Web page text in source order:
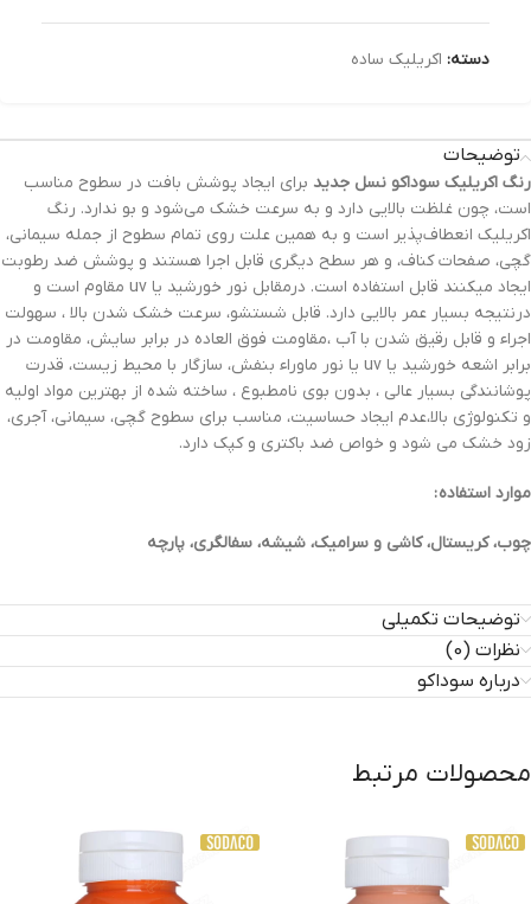
دسته: اکریلیک ساده
توضیحات
رنگ‌ اکریلیک سوداکو نسل جدید برای ایجاد پوشش بافت در سطوح مناسب
است، چون غلظت بالایی دارد و به سرعت خشک می‌شود و بو ندارد. رنگ
اکریلیک انعطاف‌پذیر است و به همین علت روی تمام سطوح از جمله سیمانی،
گچی، صفحات کناف، و هر سطح دیگری قابل اجرا هستند و پوشش ضد رطوبت
ایجاد میکنند قابل استفاده است. درمقابل نور خورشید یا uv مقاوم است و
درنتیجه بسیار عمر بالایی دارد. قابل شستشو، سرعت خشک شدن بالا ، سهولت
اجراء و قابل رقیق شدن با آب ،مقاومت فوق العاده در برابر سایش، مقاومت در
برابر اشعه خورشید یا uv یا نور ماوراء بنفش، سازگار با محیط زیست، قدرت
پوشانندگی بسیار عالی ، بدون بوی نامطبوع ، ساخته شده از بهترین مواد اولیه
و تکنولوژی بالا،عدم ایجاد حساسیت، مناسب برای سطوح گچی، سیمانی، آجری،
زود خشک می شود و خواص ضد باکتری و کپک دارد.
موارد استفاده :
چوب، کریستال، کاشی و سرامیک، شیشه، سفالگری، پارچه
توضیحات تکمیلی
نظرات (0)
درباره سوداکو
محصولات مرتبط